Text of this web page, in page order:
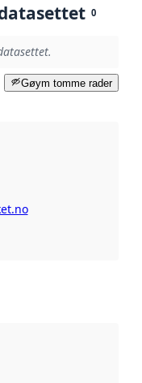
0
Gøym tomme rader